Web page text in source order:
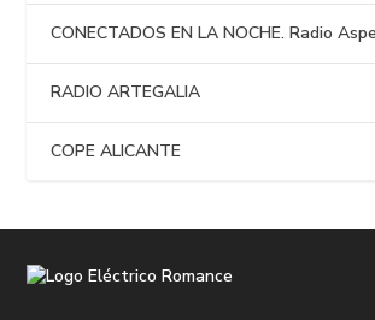
CONECTADOS EN LA NOCHE. Radio
RADIO ARTEGALIA
COPE ALICANTE